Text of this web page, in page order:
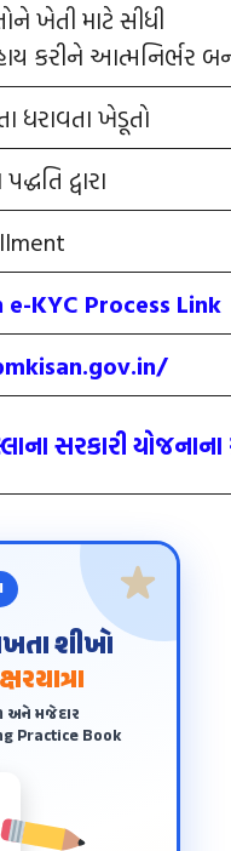
ખેતી માટે સીધી
કરીને આત્મનિર્ભર
ધરાવતા ખેડૂતો
દ્વારા
e-KYC Process Link
સરકારી
શીખો
અને મજેદાર
Practice Book